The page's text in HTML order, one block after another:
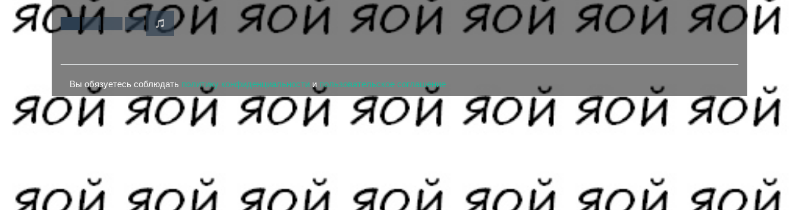
Вы обязуетесь соблюдать политику конфиденциальности и пользовательское соглашение